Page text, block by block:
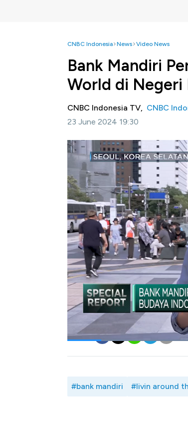
CNBC Indonesia News Video News
Bank Mandiri
World di Negeri
CNBC Indonesia TV, CNBC
23 June 2024 19:30
Jakarta, CNBC Indonesia-
PT
Indonesia yang digelar di Seoul,
Mandiri pun turut
(WNI) atau diaspora Indonesia
Melalui Livin' Around The World,
dapat menggunakan nomor SIM
finansial dan non-finansial.
Manajemen Bank Mandiri
dirancang khusus untuk
luar negeri.
Simak liputan Jurnalis CNBC
Nugroho, dalam Special Report,
Bagikan:
#bank mandiri #livin around